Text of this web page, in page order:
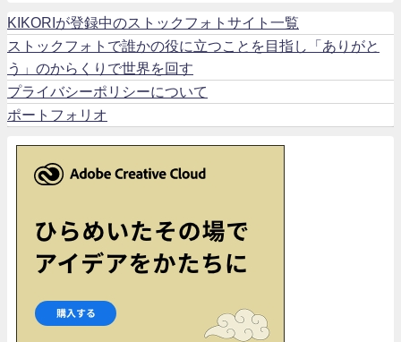
KIKORIが登録中のストックフォトサイト一覧
ストックフォトで誰かの役に立つことを目指し「ありがと
う」のからくりで世界を回す
プライバシーポリシーについて
ポートフォリオ